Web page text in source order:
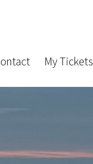
My Tickets